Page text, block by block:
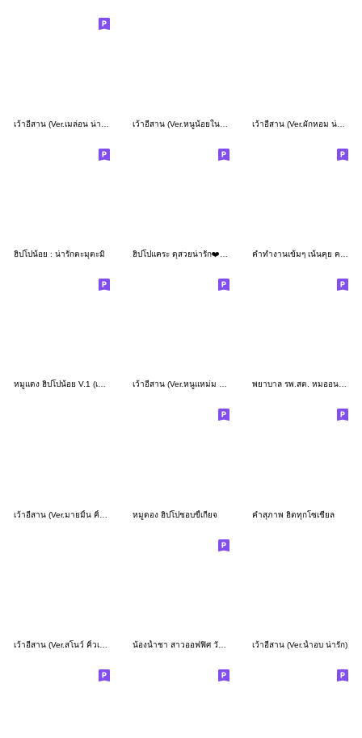
เว้าอีสาน (Ver.ผักหอม น่ารัก)
ฮิปโปน้อย : น่ารักตะมุตะมิ
หมูแดง ฮิปโปน้อย V.1 (เว้าอีสาน) เว้าอีสาน (Ver.หนูแหม่ม จ้ำม่ำน่ารัก) พยาบาล รพ.สต. หมออนามัย (อีสาน)
หมูดอง ฮิปโปชอบขี้เกียจ คำสุภาพ ฮิตทุกโซเชียล
เว้าอีสาน (Ver.น้ำอบ น่ารัก)